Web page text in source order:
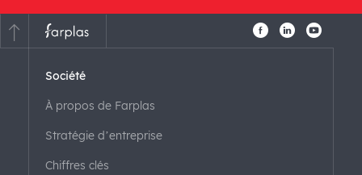
Société
À propos de Farplas
Stratégie d’entreprise
Chiffres clés